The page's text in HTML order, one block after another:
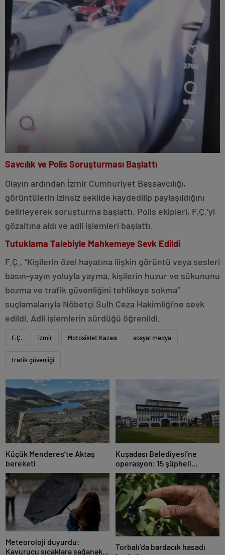
Savcılık ve Polis Soruşturması Başlattı
Olayın ardından İzmir Cumhuriyet Başsavcılığı,
görüntülerin izinsiz şekilde kaydedilip paylaşıldığını
belirleyerek soruşturma başlattı. Polis ekipleri, F.Ç.’yi
gözaltına aldı ve adli işlemleri başlattı.
Tutuklama Talebiyle Mahkemeye Sevk Edildi
F.Ç., “Kişilerin özel hayatına ilişkin görüntü veya sesleri
basın-yayın yoluyla yayma, kişilerin huzur ve sükununu
bozma ve trafik güvenliğini tehlikeye sokma”
suçlamalarıyla Nöbetçi Sulh Ceza Hakimliği’ne sevk
edildi. Adli işlemlerin sürdüğü öğrenildi.
F.Ç. izmir Motosiklet Kazası sosyal medya
trafik güvenliği
Küçük Menderes’te Aktaş
bereketi
Kuşadası Belediyesi’ne
operasyon; 15 şüpheli
gözaltına alındı
Meteoroloji duyurdu:
Kavurucu sıcaklara sağanak
Torbalı’da bardacık hasadı